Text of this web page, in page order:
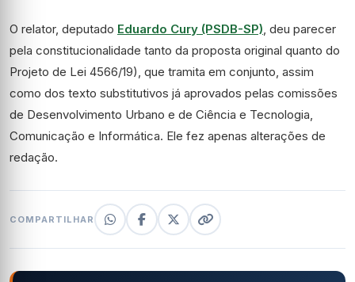
O relator, deputado Eduardo Cury (PSDB-SP), deu parecer
pela constitucionalidade tanto da proposta original quanto do
Projeto de Lei 4566/19), que tramita em conjunto, assim
como dos texto substitutivos já aprovados pelas comissões
de Desenvolvimento Urbano e de Ciência e Tecnologia,
Comunicação e Informática. Ele fez apenas alterações de
redação.
COMPARTILHAR